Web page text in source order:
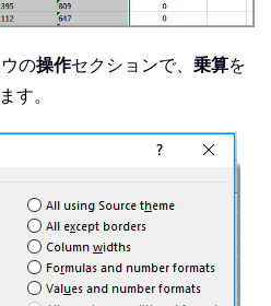
の操作セクションで、 乗算を
す。